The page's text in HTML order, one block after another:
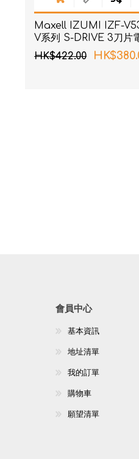
Maxell IZUMI IZF-
V系列 S-DRIVE 3刀片
(黑色)
HK$422.00
會員中心
基本資訊
地址清單
我的訂單
購物車
願望清單